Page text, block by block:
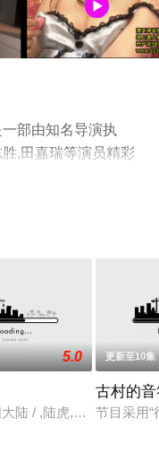
部由知名导演执
,田嘉瑞等演员精彩
清未删减完整版综
骑行之旅，当健身教
5.0
陆 / ,陆虎,张远,陈粒,焦
更新至10集
古村的
节目采用